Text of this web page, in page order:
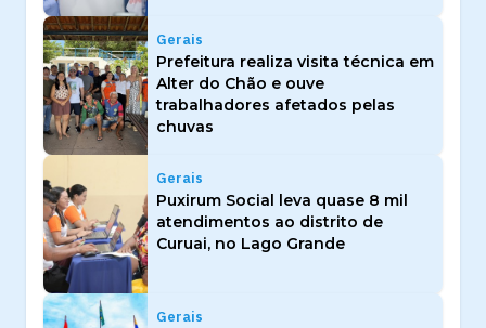
Gerais
Prefeitura realiza visita técnica em
Alter do Chão e ouve
trabalhadores afetados pelas
chuvas
Gerais
Puxirum Social leva quase 8 mil
atendimentos ao distrito de
Curuai, no Lago Grande
Gerais